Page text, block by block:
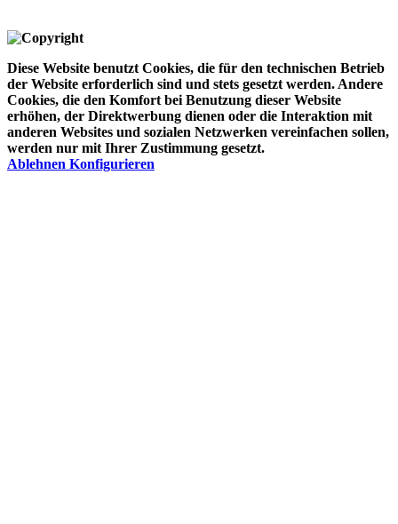
Diese Website benutzt Cookies, die für den technischen Betrieb
der Website erforderlich sind und stets gesetzt werden. Andere
Cookies, die den Komfort bei Benutzung dieser Website
erhöhen, der Direktwerbung dienen oder die Interaktion mit
anderen Websites und sozialen Netzwerken vereinfachen sollen,
werden nur mit Ihrer Zustimmung gesetzt.
Ablehnen Konfigurieren